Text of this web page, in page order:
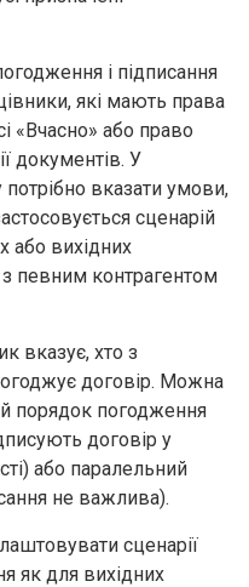
і підписання
які мають права
«Вчасно» або право
документів. У
вказати умови,
сценарій
або вихідних
певним контрагентом
вказує, хто з
договір. Можна
порядок погодження
договір у
або паралельний
не важлива).
сценарії
як для вихідних